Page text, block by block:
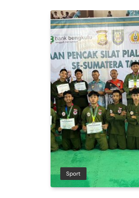
Sport